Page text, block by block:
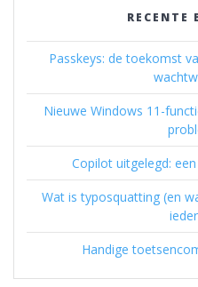
RECENTE
Passkeys: de toekomst
Nieuwe Windows 11-
Copilot uitgelegd:
Wat is typosquatting (en
Handige